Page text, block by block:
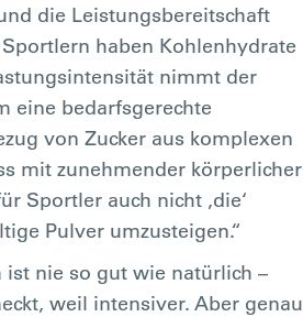
die Leistungsbereitschaft
haben Kohlenhydrate
nimmt der
eine bedarfsgerechte
von Zucker aus komplexen
mit zunehmender körperlicher
Sportler auch nicht ‚die‘
Pulver umzusteigen.“
nie so gut wie natürlich –
weil intensiver. Aber genau